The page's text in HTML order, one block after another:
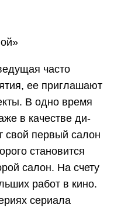
часто
ее приглашают
В одно время
в качестве ди-
свой первый салон
становится
салон. На счету
работ в кино.
сериала